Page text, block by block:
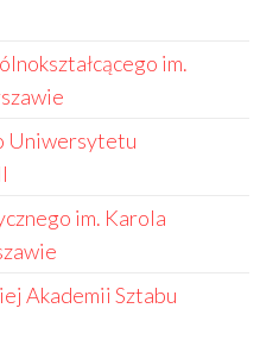
im.
Uniwersytetu
im. Karola
Akademii Sztabu